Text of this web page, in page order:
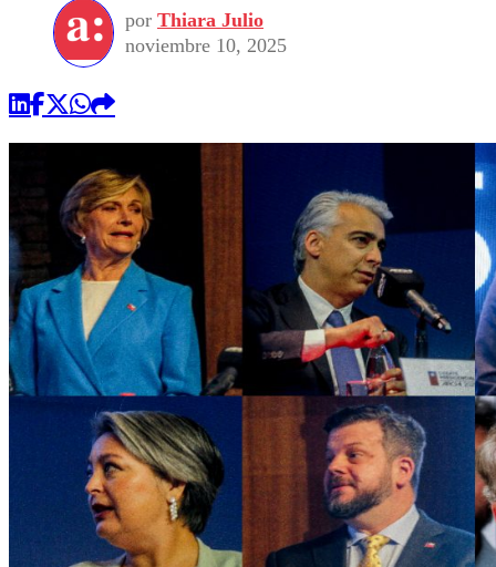
Seleccion Chilena
Torneo Internacional
Universidad de Chile
Economía
Internacional
Sustentabilidad
Publicaciones en medios
Opinión
por Thiara Julio
noviembre 10, 2025